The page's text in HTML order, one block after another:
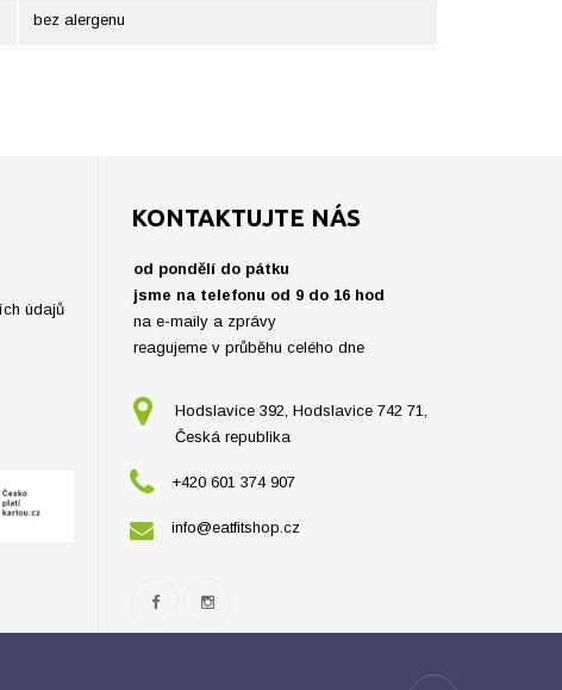
bez alergenu
údajů
KONTAKTUJTE NÁS
od pondělí do pátku
jsme na telefonu od 9 do 16 hod
na e-maily a zprávy
reagujeme v průběhu celého dne
Hodslavice 392, Hodslavice 742 71,
Česká republika
+420 601 374 907
info@eatfitshop.cz